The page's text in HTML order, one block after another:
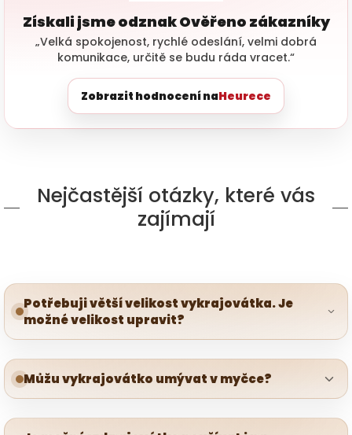
Získali jsme odznak Ověřeno zákazníky
„Velká spokojenost, rychlé odeslání, velmi dobrá
komunikace, určitě se budu ráda vracet.“
Zobrazit hodnocení naHeurece
Nejčastější otázky, které vás
zajímají
Potřebuji větší velikost vykrajovátka. Je
možné velikost upravit?
Můžu vykrajovátko umývat v myčce?